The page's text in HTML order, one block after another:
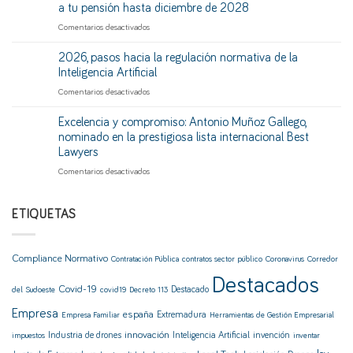
(y
no
o
no
Cadena
pisa
el
récord
sanciones
y
en
a tu pensión hasta diciembre de 2028
Comentarios desactivadosen
prácticas
sin
La
legal
para
tu
2026, pasos hacia la regulación normativa de la
Inteligencia Artificial
Comentarios desactivadosen
pasos
hacia
normativa
Excelencia y compromiso: Antonio Muñoz Gallego,
nominado en la prestigiosa lista internacional Best
Lawyers
Comentarios desactivadosen
la
lista
internacional
ETIQUETAS
Compliance Normativo Contratación Pública contratos sector público Coronavirus Corredor
del Sudoeste Covid-19 covid19 Decreto 113 Destacado Destacados
Empresa Empresa Familiar españa Extremadura Herramientas de Gestión Empresarial
impuestos Industria de drones innovación Inteligencia Artificial invención inventar